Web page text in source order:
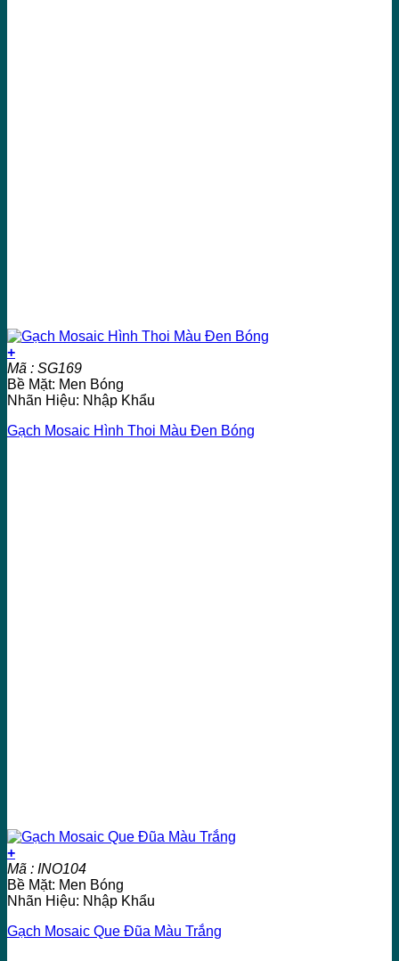
+
Mã : SG169
Bề Mặt: Men Bóng
Nhãn Hiệu: Nhập Khẩu
Gạch Mosaic Hình Thoi Màu Đen Bóng
+
Mã : INO104
Bề Mặt: Men Bóng
Nhãn Hiệu: Nhập Khẩu
Gạch Mosaic Que Đũa Màu Trắng